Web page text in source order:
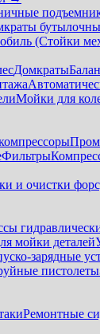
(Стойки
Домкраты
Мойки для
Фильтры
и очистки
мойки деталей
зарядные
пистолеты
Ремонтные